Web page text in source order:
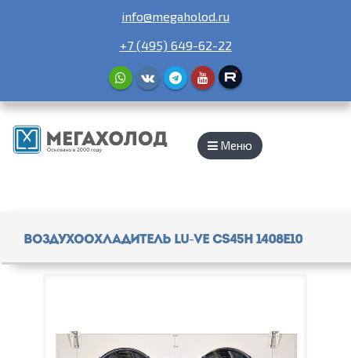
info@megaholod.ru
+7 (495) 649-62-22
Меню
Воздухоохладитель Lu-Ve CS45H 1408E10